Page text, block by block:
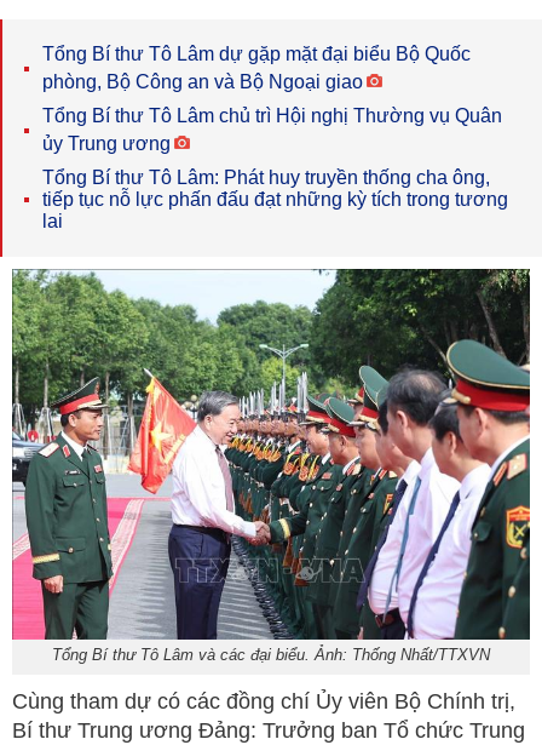
Tổng Bí thư Tô Lâm dự gặp mặt đại biểu Bộ Quốc
phòng, Bộ Công an và Bộ Ngoại giao
Tổng Bí thư Tô Lâm chủ trì Hội nghị Thường vụ Quân
ủy Trung ương
Tổng Bí thư Tô Lâm: Phát huy truyền thống cha ông,
tiếp tục nỗ lực phấn đấu đạt những kỳ tích trong tương
lai
Tổng Bí thư Tô Lâm và các đại biểu. Ảnh: Thống Nhất/TTXVN
Cùng tham dự có các đồng chí Ủy viên Bộ Chính trị,
Bí thư Trung ương Đảng: Trưởng ban Tổ chức Trung